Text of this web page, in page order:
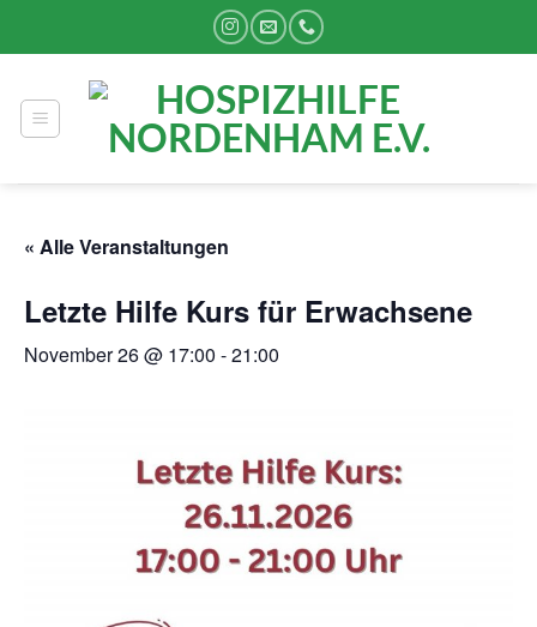
« Alle Veranstaltungen
Letzte Hilfe Kurs für Erwachsene
November 26 @ 17:00 -21:00